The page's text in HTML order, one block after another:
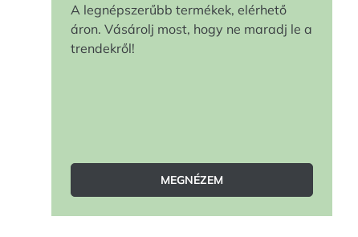
A legnépszerűbb termékek, elérhető
áron. Vásárolj most, hogy ne maradj le a
trendekről!
MEGNÉZEM